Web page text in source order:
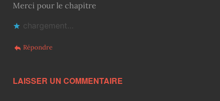
Merci pour le chapitre
chargement…
Répondre
LAISSER UN COMMENTAIRE